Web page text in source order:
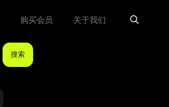
购买会员 关于我们
搜索